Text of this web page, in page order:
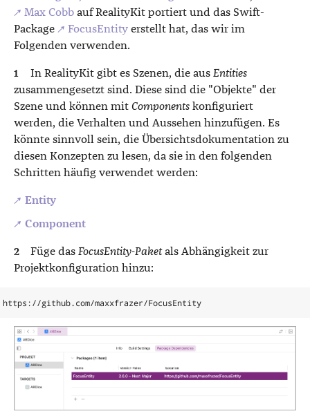
↗ Max Cobb auf RealityKit portiert und das Swift-
Package ↗ FocusEntity erstellt hat, das wir im
Folgenden verwenden.
In RealityKit gibt es Szenen, die aus Entities
zusammengesetzt sind. Diese sind die "Objekte" der
Szene und können mit Components konfiguriert
werden, die Verhalten und Aussehen hinzufügen. Es
könnte sinnvoll sein, die Übersichtsdokumentation zu
diesen Konzepten zu lesen, da sie in den folgenden
Schritten häufig verwendet werden:
Entity
Component
Füge das FocusEntity-Paketals Abhängigkeit zur
Projektkonfiguration hinzu: